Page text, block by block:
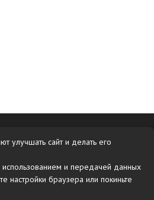
улучшать сайт и делать его
и передачей данных
настройки браузера или покиньте